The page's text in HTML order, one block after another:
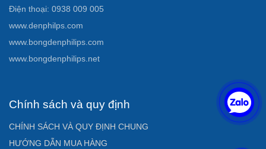
Điện thoại: 0938 009 005
www.denphilps.com
www.bongdenphilips.com
www.bongdenphilips.net
Chính sách và quy định
CHÍNH SÁCH VÀ QUY ĐỊNH CHUNG
HƯỚNG DẪN MUA HÀNG